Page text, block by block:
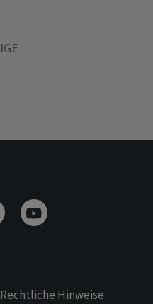
Rechtliche Hinweise